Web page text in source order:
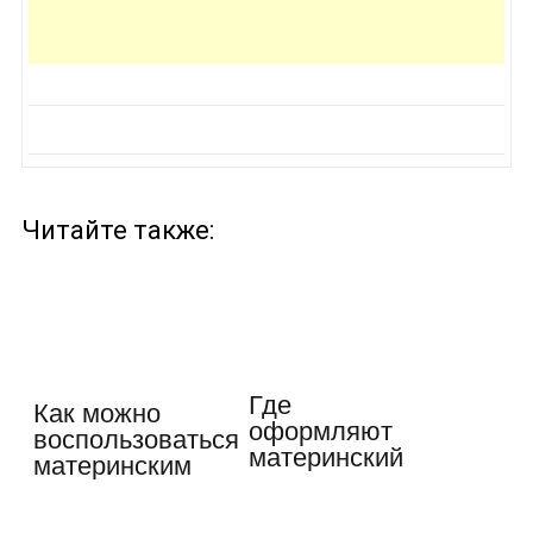
Читайте также:
Как можно
воспользоваться
материнским
Где
оформляют
материнский